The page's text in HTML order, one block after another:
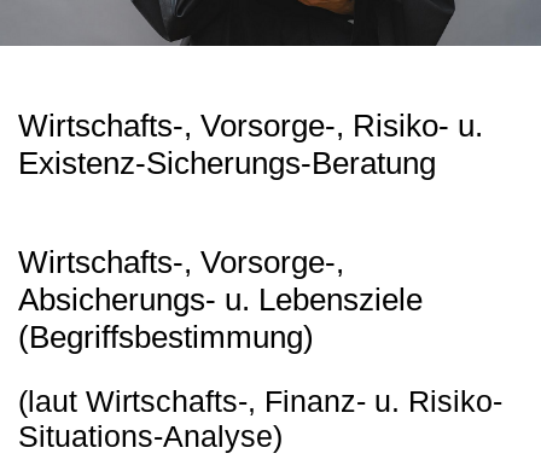
Wirtschafts-, Vorsorge-, Risiko- u.
Existenz-Sicherungs-Beratung
Wirtschafts-, Vorsorge-,
Absicherungs- u. Lebensziele
(Begriffsbestimmung)
(laut Wirtschafts-, Finanz- u. Risiko-
Situations-Analyse)